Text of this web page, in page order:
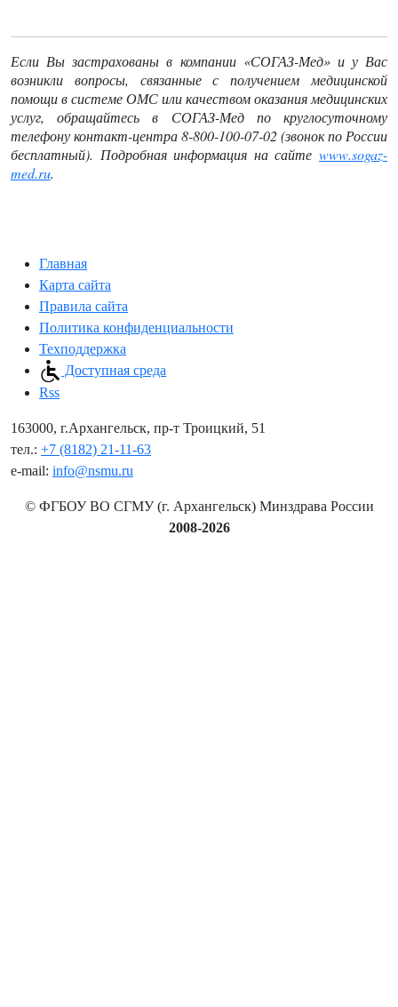
Если Вы застрахованы в компании «СОГАЗ-Мед» и у Вас
возникли вопросы, связанные с получением медицинской
помощи в системе ОМС или качеством оказания медицинских
услуг, обращайтесь в СОГАЗ-Мед по круглосуточному
телефону контакт-центра 8-800-100-07-02 (звонок по России
бесплатный). Подробная информация на сайте www.sogaz-
med.ru.
Главная
Карта сайта
Правила сайта
Политика конфиденциальности
Техподдержка
Доступная среда
Rss
163000, г.Архангельск, пр-т Троицкий, 51
тел.: +7 (8182) 21-11-63
e-mail: info@nsmu.ru
© ФГБОУ ВО СГМУ (г. Архангельск) Минздрава России
2008-2026